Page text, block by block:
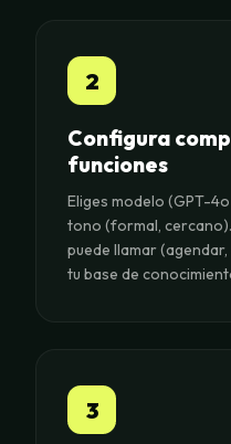
2
Configura
funciones
Eliges modelo (GPT-
tono (formal,
puede llamar
tu base de
3